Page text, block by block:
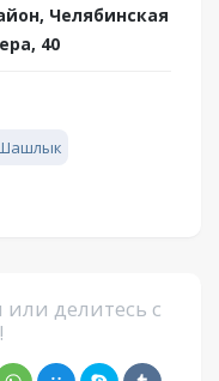
Челябинская
40
делитесь с